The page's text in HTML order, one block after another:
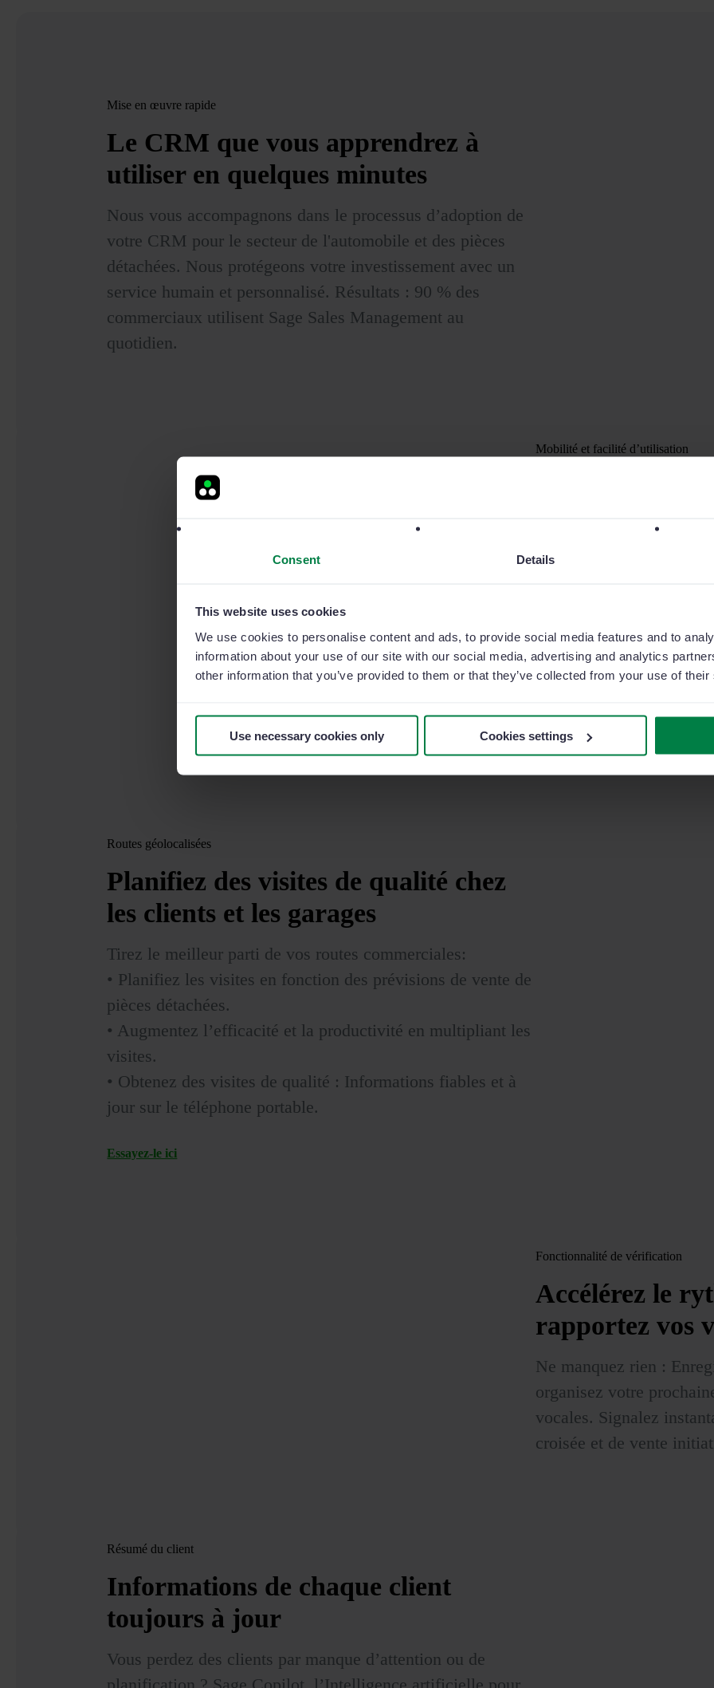
Consent Details
This website uses cookies
We use cookies to personalise content and ads, to provide social media features and to
information about your use of our site with our social media, advertising and analytics
other information that you’ve provided to them or that they’ve collected from your use of
Use necessary cookies only Cookies settings
Mise en œuvre rapide
Le CRM que vous apprendrez à
utiliser en quelques minutes
Nous vous accompagnons dans le processus d’adoption de
votre CRM pour le secteur de l'automobile et des pièces
détachées. Nous protégeons votre investissement avec un
service humain et personnalisé. Résultats : 90 % des
commerciaux utilisent Sage Sales Management au
quotidien.
Mobilité et facilité d’utilisation
Votre équipe
n’importe où. Sage
adapté aux dispositifs
intégré aux données de
•Clients et prospects
•Flottes de véhicules
•Ventes par secteurs
•Ventes par gamme et
Routes géolocalisées
Planifiez des visites de qualité chez
les clients et les garages
Tirez le meilleur parti de vos routes commerciales:
• Planifiez les visites en fonction des prévisions de vente de
pièces détachées.
• Augmentez l’efficacité et la productivité en multipliant les
visites.
• Obtenez des visites de qualité : Informations fiables et à
jour sur le téléphone portable.
Essayez-le ici
Fonctionnalité de vérification
Accélérez le
rapportez vos
Ne manquez rien :
organisez votre
vocales. Signalez
croisée et de vente
Résumé du client
Informations de chaque client
toujours à jour
Vous perdez des clients par manque d’attention ou de